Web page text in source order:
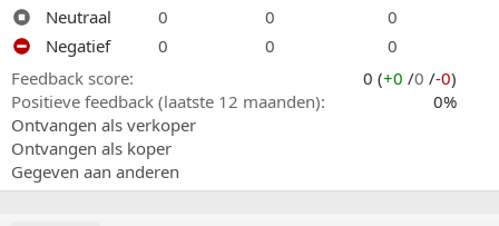
Neutraal
0 0
0
Negatief
0 0
0
Feedback score
0 (+0 /0 /-0)
Positieve feedback (laatste 12 maanden)
0%
Ontvangen als verkoper
Ontvangen als koper
Gegeven aan anderen